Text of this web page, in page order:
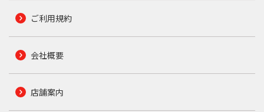
ご利用規約
会社概要
店舗案内